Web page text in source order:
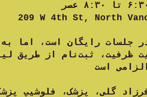
209 W 4th St, North
ظرفیت، ثبت‌نام از طریق
است
گلی، پزشک، فلوشیپ